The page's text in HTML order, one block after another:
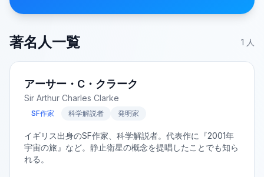
著名人一覧 1 人
アーサー・C・クラーク
Sir Arthur Charles Clarke
SF作家 科学解説者 発明家
イギリス出身のSF作家、科学解説者。代表作に『2001年
宇宙の旅』など。静止衛星の概念を提唱したことでも知ら
れる。